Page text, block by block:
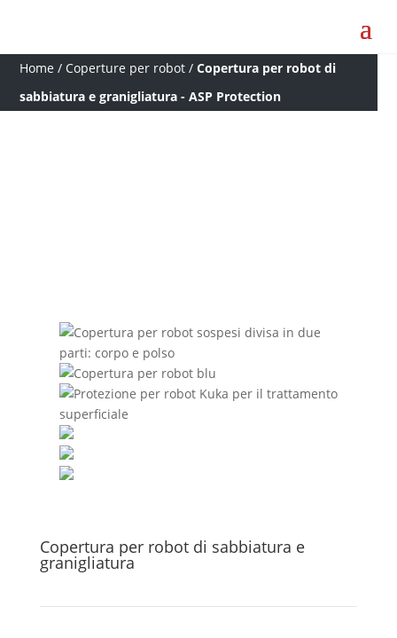
Home / Coperture per robot /Copertura per robot di
sabbiatura e granigliatura - ASP Protection
Copertura per robot di sabbiatura e
granigliatura